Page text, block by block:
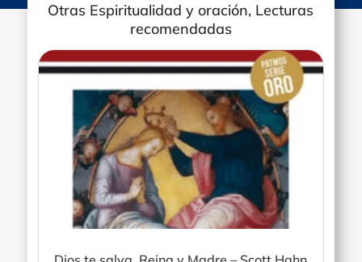
Otras Espiritualidad y oración, Lecturas
recomendadas